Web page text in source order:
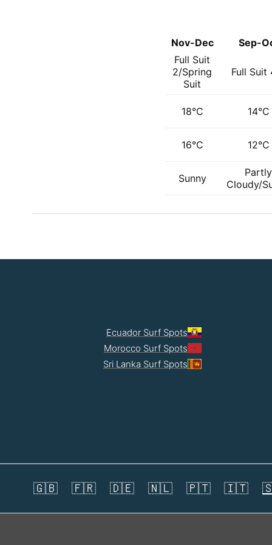
Sep-
Nov-Dec
Full Suit
Full Suit
2/Spring
Suit
14°C
18°C
12°C
16°C
Partly
Cloudy/
Sunny
Ecuador Surf Spots
Morocco Surf Spots
Sri Lanka Surf Spots
🇬🇧 🇫🇷 🇩🇪 🇳🇱 🇵🇹 🇮🇹